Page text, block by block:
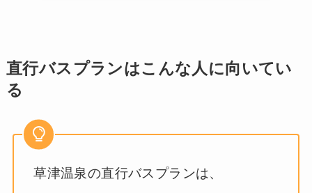
直行バスプランはこんな人に向いてい
る
草津温泉の直行バスプランは、